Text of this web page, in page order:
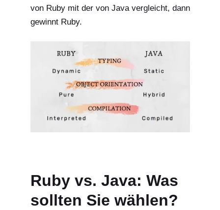
von Ruby mit der von Java vergleicht, dann
gewinnt Ruby.
Ruby vs. Java: Was
sollten Sie wählen?